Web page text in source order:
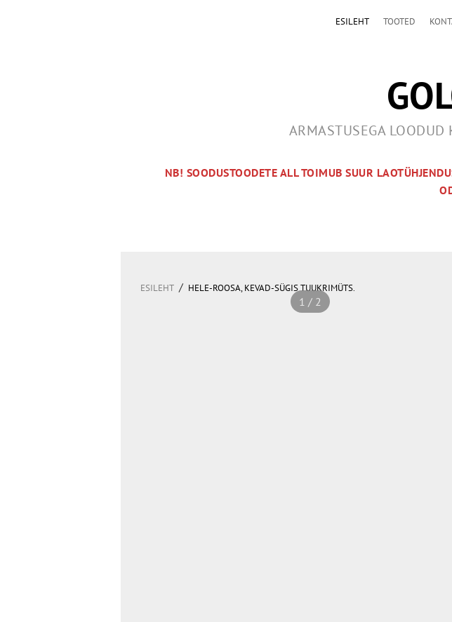
ESILEHT TOOTED
ARMASTUSEGA LOODUD
NB! SOODUSTOODETE ALL TOIMUB SUUR
ESILEHT / HELE-ROOSA, KEVAD-SÜGIS TUUKRIMÜTS.
1 / 2